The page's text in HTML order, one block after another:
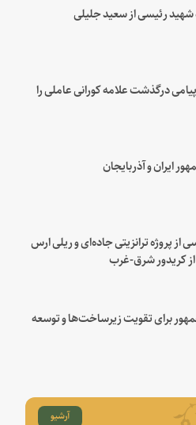
رئیسی از سعید جلیلی
درگذشت علامه کورانی عاملی را
ایران و آذربایجان
از پروژه ترانزیتی جاده‌ای و ریلی ارس
کریدور شرق-غرب
برای تقویت زیرساخت‌ها و توسعه
آرشیو